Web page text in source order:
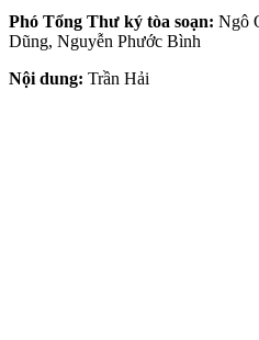
Phó Tổng Thư ký tòa soạn: Ngô
Dũng, Nguyễn Phước Bình
Nội dung: Trần Hải